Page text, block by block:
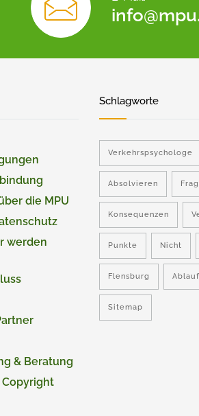
die MPU
werden
& Beratung
Copyright
Schlagworte
Verkehrspsychologe
Absolvieren
Konsequenzen
Punkte Nicht
Flensburg Ablauf
Sitemap